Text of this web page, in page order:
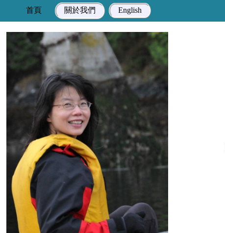
首頁 關於我們 English